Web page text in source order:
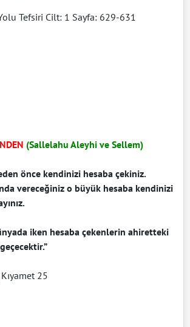
Tefsiri Cilt: 1 Sayfa: 629-631
(Sallelahu Aleyhi ve Sellem)
önce kendinizi hesaba çekiniz.
vereceğiniz o büyük hesaba kendinizi
iken hesaba çekenlerin ahiretteki
25